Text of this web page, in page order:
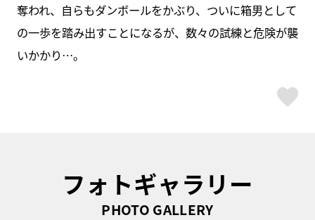
奪われ、自らもダンボールをかぶり、ついに箱男として
の一歩を踏み出すことになるが、数々の試練と危険が襲
いかかり…。
フォトギャラリー
PHOTO GALLERY